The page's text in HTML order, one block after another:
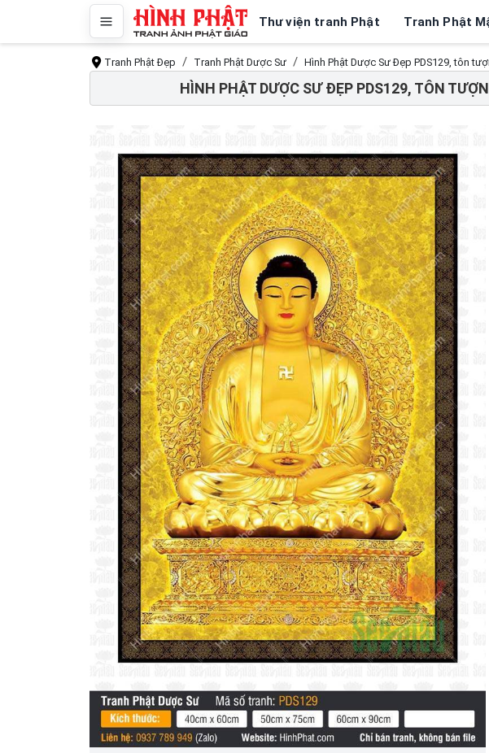
Thư viện tranh Phật Tranh Phật
Tranh Phật Đẹp Tranh Phật Dược Sư Hình Phật Dược Sư Đẹp PDS129, tôn
HÌNH PHẬT DƯỢC SƯ ĐẸP PDS129, TÔN